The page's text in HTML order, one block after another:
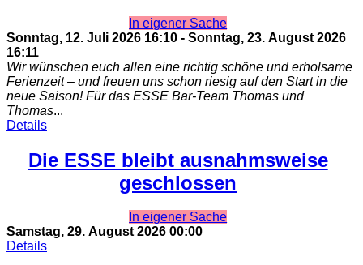
In eigener Sache
Sonntag, 12. Juli 2026 16:10 - Sonntag, 23. August 2026
16:11
Wir wünschen euch allen eine richtig schöne und erholsame
Ferienzeit – und freuen uns schon riesig auf den Start in die
neue Saison! Für das ESSE Bar-Team Thomas und
Thomas...
Details
Die ESSE bleibt ausnahmsweise
geschlossen
In eigener Sache
Samstag, 29. August 2026 00:00
Details